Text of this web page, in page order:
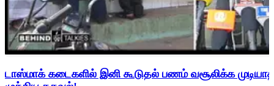
டாஸ்மாக் கடைகளில் இனி கூடுதல் பணம் வசூலிக்க